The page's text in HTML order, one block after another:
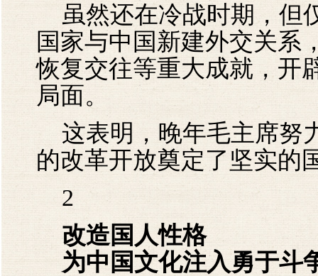
虽然还在冷战时期，但
国家与中国新建外交关系
恢复交往等重大成就，开
局面。
这表明，晚年毛主席努
的改革开放奠定了坚实的
2
改造国人性格
为中国文化注入勇于斗